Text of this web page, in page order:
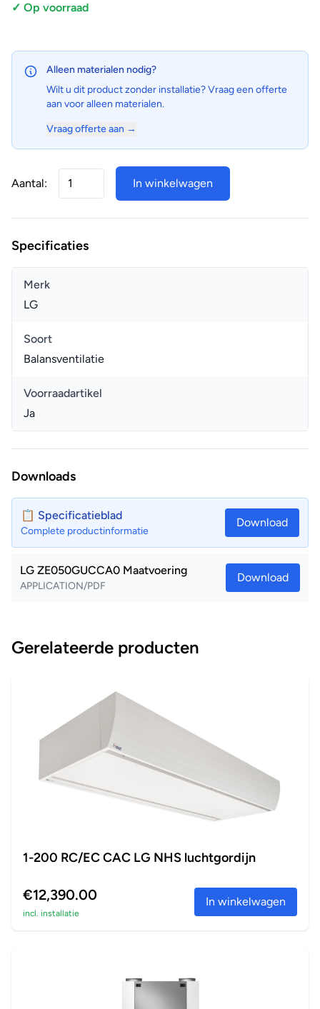
✓ Op voorraad
Alleen materialen nodig?
Wilt u dit product zonder installatie? Vraag een offerte
aan voor alleen materialen.
Vraag offerte aan →
Aantal: In winkelwagen
Specificaties
Merk
LG
Soort
Balansventilatie
Voorraadartikel
Ja
Downloads
📋 Specificatieblad
Complete productinformatie
Download
LG ZE050GUCCA0 Maatvoering
APPLICATION/PDF
Download
Gerelateerde producten
1-200 RC/EC CAC LG NHS luchtgordijn
€12,390.00
incl. installatie
In winkelwagen